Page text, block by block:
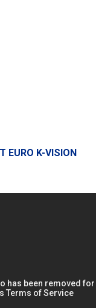
EURO K-VISION